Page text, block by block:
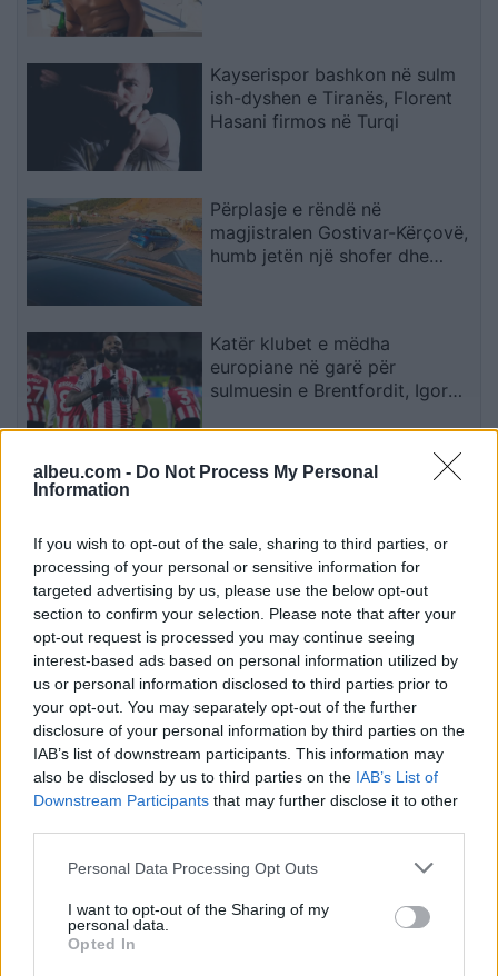
albeu.com - Do Not Process My Personal
Information
If you wish to opt-out of the sale, sharing to third parties, or
processing of your personal or sensitive information for
targeted advertising by us, please use the below opt-out
section to confirm your selection. Please note that after your
opt-out request is processed you may continue seeing
interest-based ads based on personal information utilized by
us or personal information disclosed to third parties prior to
your opt-out. You may separately opt-out of the further
disclosure of your personal information by third parties on the
IAB’s list of downstream participants. This information may
also be disclosed by us to third parties on the IAB’s List of
Downstream Participants that may further disclose it to other
Personal Data Processing Opt Outs
I want to opt-out of the Sharing of my
personal data.
Opted In
Kayserispor bashkon në sulm
ish-dyshen e Tiranës, Florent
Hasani firmos në Turqi
Përplasje e rëndë në
magjistralen Gostivar-Kërçovë,
humb jetën një shofer dhe
Katër klubet e mëdha
europiane në garë për
sulmuesin e Brentfordit, Igor
Tajfuni “Dolphin” prek Azinë,
banorë evakuohen
Zjarri masiv që përfshiu Krujën
duke shkrumbuar sipërfaqe të
mëdha/ Rama: Shmangëm një
bilanc tragjik